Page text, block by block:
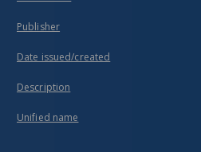
Publisher
Date issued/created
Description
Unified name